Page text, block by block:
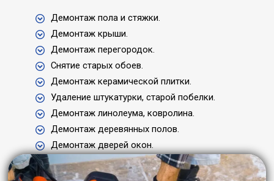
Демонтаж пола и стяжки.
Демонтаж крыши.
Демонтаж перегородок.
Снятие старых обоев.
Демонтаж керамической плитки.
Удаление штукатурки, старой побелки.
Демонтаж линолеума, ковролина.
Демонтаж деревянных полов.
Демонтаж дверей окон.